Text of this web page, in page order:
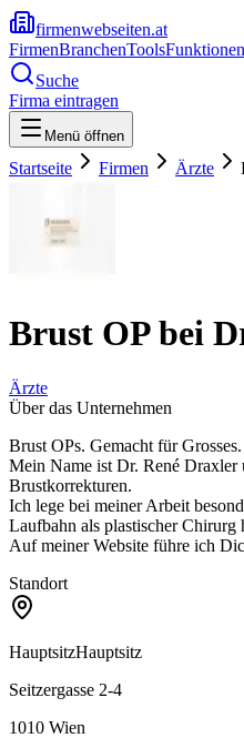
firmenwebseiten.at
FirmenBranchenToolsFunktionen
Suche
Firma eintragen
Menü öffnen
Startseite Firmen Ärzte
Brust OP bei
Ärzte
Über das Unternehmen
Brust OPs. Gemacht für Grosses.
Mein Name ist Dr. René Draxler
Brustkorrekturen.
Ich lege bei meiner Arbeit
Laufbahn als plastischer Chirurg
Auf meiner Website führe ich
Standort
HauptsitzHauptsitz
Seitzergasse 2-4
1010 Wien